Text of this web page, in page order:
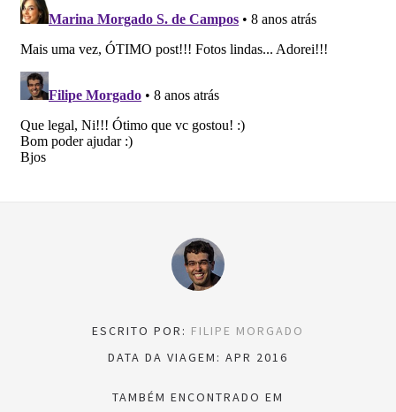
ESCRITO POR: FILIPE MORGADO
DATA DA VIAGEM: APR 2016
TAMBÉM ENCONTRADO EM